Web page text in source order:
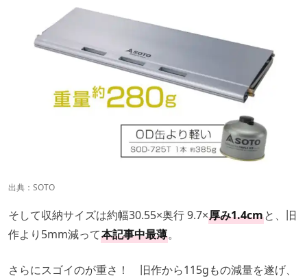
出典： SOTO
そして収納サイズは約幅30.55×奥行 9.7×厚み1.4cmと、旧
作より5mm減って本記事中最薄。
さらにスゴイのが重さ！ 旧作から115gもの減量を遂げ、